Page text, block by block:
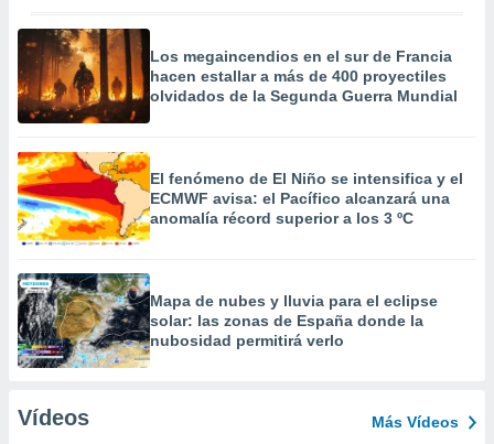
Los megaincendios en el sur de Francia
hacen estallar a más de 400 proyectiles
olvidados de la Segunda Guerra Mundial
El fenómeno de El Niño se intensifica y el
ECMWF avisa: el Pacífico alcanzará una
anomalía récord superior a los 3 ºC
Mapa de nubes y lluvia para el eclipse
solar: las zonas de España donde la
nubosidad permitirá verlo
Vídeos Más Vídeos